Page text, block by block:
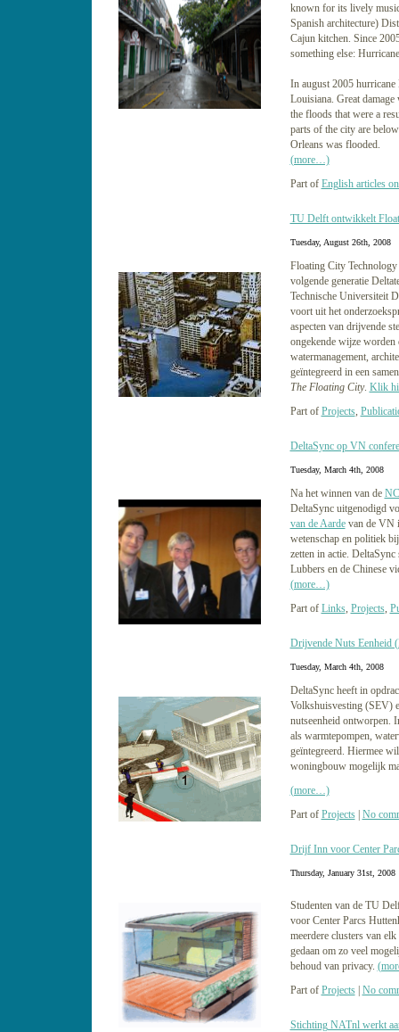
known for its lively
Spanish architecture)
Cajun kitchen. Since
something else:
In august 2005
Louisiana. Great
the floods that were a
parts of the city are
Orleans was flooded.
(more…)
Part of English articles
TU Delft ontwikkelt
Tuesday, August 26th, 2008
Floating City
volgende generatie
Technische Universiteit
voort uit het
aspecten van drijvende
ongekende wijze worden
watermanagement,
geïntegreerd in een
The Floating City. Klik
Part of Projects,
DeltaSync op VN
Tuesday, March 4th, 2008
Na het winnen van de
DeltaSync uitgenodigd
van de Aardevan de VN
wetenschap en politiek
zetten in actie.
Lubbers en de Chinese
(more…)
Part of Links, Projects,
Drijvende Nuts Eenheid
Tuesday, March 4th, 2008
DeltaSync heeft in
Volkshuisvesting (SEV)
nutseenheid ontworpen.
als warmtepompen,
geïntegreerd. Hiermee
woningbouw mogelijk
(more…)
Part of Projects| No
Drijf Inn voor Center
Thursday, January 31st, 2008
Studenten van de TU
voor Center Parcs
meerdere clusters van
gedaan om zo veel
behoud van privacy.
Part of Projects| No
Stichting NATnl werkt